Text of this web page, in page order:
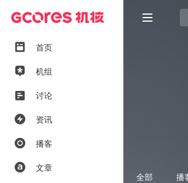
首页
机组
讨论
资讯
播客
文章
全部 播